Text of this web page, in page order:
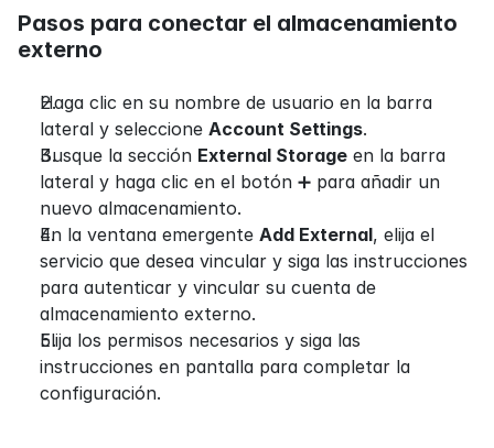
Pasos para conectar el almacenamiento
externo
Haga clic en su nombre de usuario en la barra
lateral y seleccione Account Settings.
Busque la sección External Storage en la barra
lateral y haga clic en el botón ➕ para añadir un
nuevo almacenamiento.
En la ventana emergente Add External, elija el
servicio que desea vincular y siga las instrucciones
para autenticar y vincular su cuenta de
almacenamiento externo.
Elija los permisos necesarios y siga las
instrucciones en pantalla para completar la
configuración.